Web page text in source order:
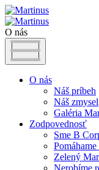
O nás
O nás
Náš príbeh
Náš zmysel
Galéria
Zodpovednosť
Sme B
Zelený
Nerobíme